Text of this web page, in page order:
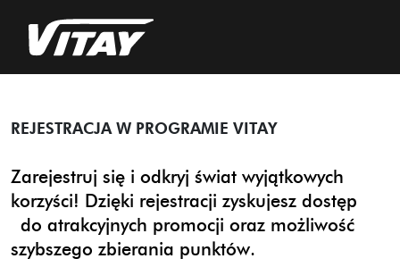
REJESTRACJA W PROGRAMIE VITAY
Zarejestruj się i odkryj świat wyjątkowych
korzyści! Dzięki rejestracji zyskujesz dostęp
do atrakcyjnych promocji oraz możliwość
szybszego zbierania punktów.